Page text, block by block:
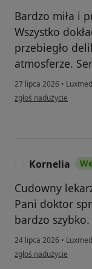
Bardzo miła i
Wszystko
przebiegło
atmosferze.
27 lipca 2026 •
w opinii użytkownika
zgłoś nadużycie
Kornelia
Cudowny
Pani doktor
bardzo szybko.
24 lipca 2026 •
w opinii użytkownika
zgłoś nadużycie